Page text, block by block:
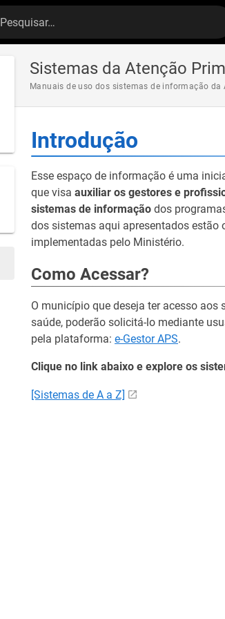
Pesquisar…
Sistemas da Atenção
Manuais de uso dos sistemas de informação da
Introdução
Esse espaço de informação é uma
que visa auxiliar os gestores e
sistemas de informação dos
dos sistemas aqui apresentados
implementadas pelo Ministério.
Como Acessar?
O município que deseja ter acesso
saúde, poderão solicitá-lo mediante
pela plataforma: e-Gestor APS.
Clique no link abaixo e explore os
[Sistemas de A a Z]